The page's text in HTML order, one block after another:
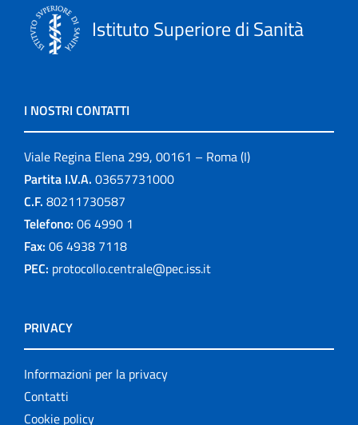
Istituto Superiore di Sanità
I NOSTRI CONTATTI
Viale Regina Elena 299, 00161 – Roma (I)
Partita I.V.A. 03657731000
C.F. 80211730587
Telefono: 06 4990 1
Fax: 06 4938 7118
PEC: protocollo.centrale@pec.iss.it
PRIVACY
Informazioni per la privacy
Contatti
Cookie policy